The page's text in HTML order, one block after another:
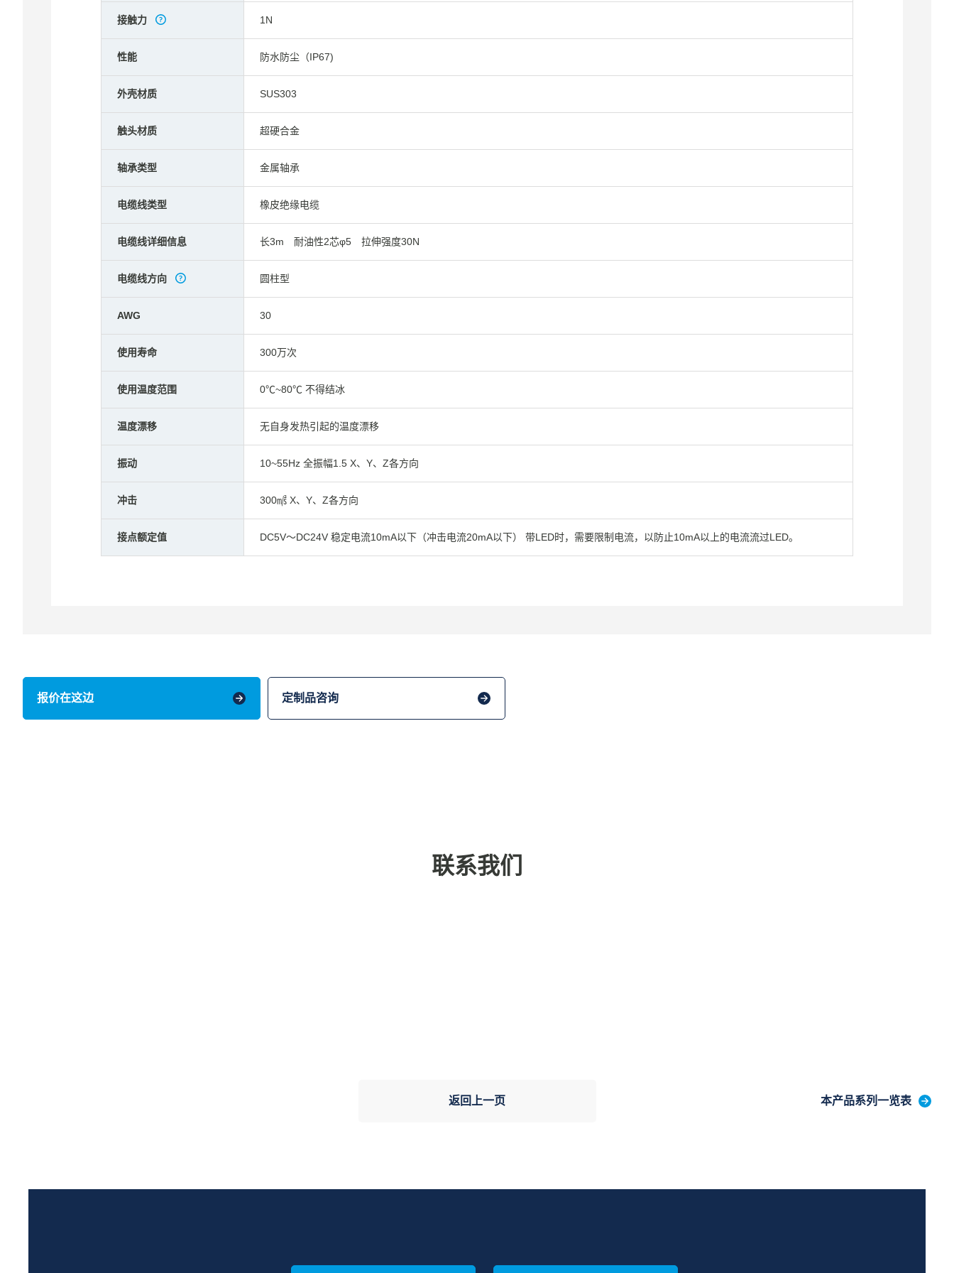
接触力 1N
性能 防水防尘（IP67)
外壳材质 SUS303
触头材质 超硬合金
轴承类型 金属轴承
电缆线类型 橡皮绝缘电缆
电缆线详细信息 长3m 耐油性2芯φ5 拉伸强度30N
电缆线方向 圆柱型
AWG 30
使用寿命 300万次
使用温度范围 0℃~80℃ 不得结冰
温度漂移 无自身发热引起的温度漂移
振动 10~55Hz 全振幅1.5 X、Y、Z各方向
冲击 300㎨ X、Y、Z各方向
接点额定值 DC5V～DC24V 稳定电流10mA以下（冲击电流20mA以下） 带LED时，需要限制电流，以防止10mA以上的电流流过LED。
报价在这边 定制品咨询
联系我们
本产品系列一览表
返回上一页